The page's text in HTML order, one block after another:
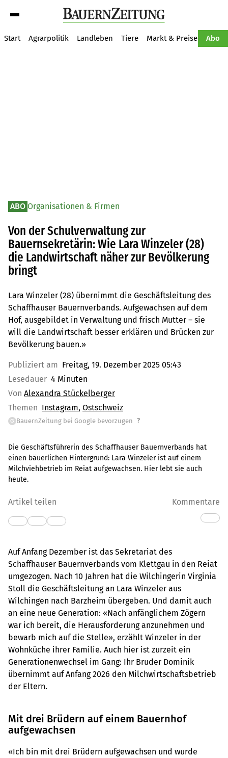
Start Agrarpolitik Landleben Tiere Markt & Preise Abo
ABO Organisationen & Firmen
Von der Schulverwaltung zur
Bauernsekretärin: Wie Lara Winzeler (28)
die Landwirtschaft näher zur Bevölkerung
bringt
Lara Winzeler (28) übernimmt die Geschäftsleitung des
Schaffhauser Bauernverbands. Aufgewachsen auf dem
Hof, ausgebildet in Verwaltung und frisch Mutter – sie
will die Landwirtschaft besser erklären und Brücken zur
Bevölkerung bauen.»
Publiziert am Freitag, 19. Dezember 2025 05:43
Lesedauer 4 Minuten
Von Alexandra Stückelberger
Themen Instagram Ostschweiz
G BauernZeitung bei Google bevorzugen ?
Die Geschäftsführerin des Schaffhauser Bauernverbands hat
einen bäuerlichen Hintergrund: Lara Winzeler ist auf einem
Milchviehbetrieb im Reiat aufgewachsen. Hier lebt sie auch
heute.
Artikel teilen Kommentare
Auf Anfang Dezember ist das Sekretariat des
Schaffhauser Bauernverbands vom Klettgau in den Reiat
umgezogen. Nach 10 Jahren hat die Wilchingerin Virginia
Stoll die Geschäftsleitung an Lara Winzeler aus
Wilchingen nach Barzheim übergeben. Und damit auch
an eine neue Generation: «Nach anfänglichem Zögern
war ich bereit, die Herausforderung anzunehmen und
bewarb mich auf die Stelle», erzählt Winzeler in der
Wohnküche ihrer Familie. Auch hier ist zurzeit ein
Generationenwechsel im Gang: Ihr Bruder Dominik
übernimmt auf Anfang 2026 den Milchwirtschaftsbetrieb
der Eltern.
Mit drei Brüdern auf einem Bauernhof
aufgewachsen
«Ich bin mit drei Brüdern aufgewachsen und wurde